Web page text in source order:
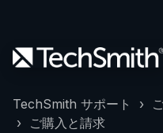
TechSmith サポート
ご購入と請求